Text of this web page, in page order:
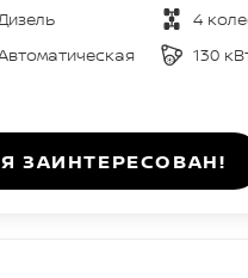
4
130
Я ЗАИНТЕРЕСОВАН!